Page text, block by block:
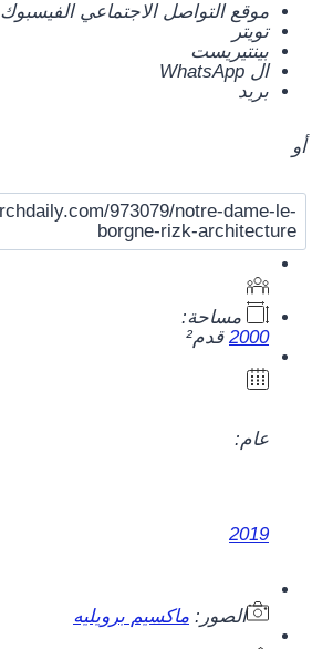
موقع التواصل الاجتماعي الفيسبوك
تويتر
بينتيريست
ال WhatsApp
بريد
أو
مساحة:
2000 قدم²
عام:
2019
الصور: ماكسيم برويليه